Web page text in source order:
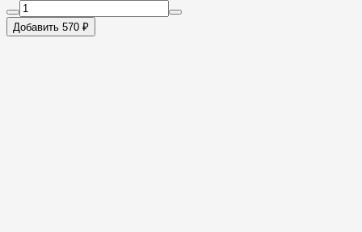
Добавить 570 ₽